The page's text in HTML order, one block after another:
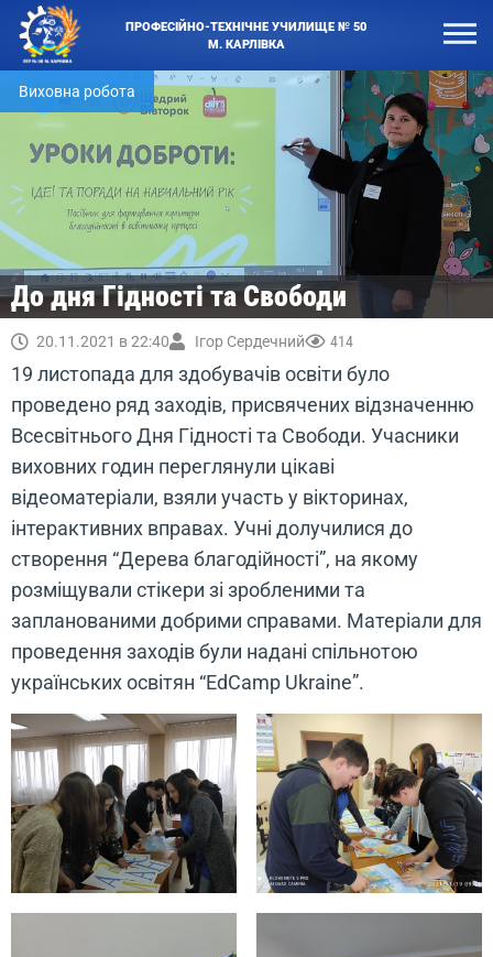
ПРОФЕСІЙНО-ТЕХНІЧНЕ УЧИЛИЩЕ № 50
М. КАРЛІВКА
Виховна робота
До дня Гідності та Свободи
20.11.2021 в 22:40 Ігор Сердечний 414
19 листопада для здобувачів освіти було
проведено ряд заходів, присвячених відзначенню
Всесвітнього Дня Гідності та Свободи. Учасники
виховних годин переглянули цікаві
відеоматеріали, взяли участь у вікторинах,
інтерактивних вправах. Учні долучилися до
створення “Дерева благодійності”, на якому
розміщували стікери зі зробленими та
запланованими добрими справами. Матеріали для
проведення заходів були надані спільнотою
українських освітян “EdCamp Ukraine”.